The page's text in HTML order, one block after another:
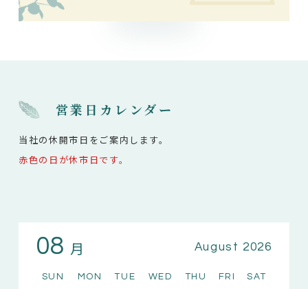
営業日カレンダー
当社の休開市日をご案内します。
赤色の日が休市日です。
08 月 August 2026
SUN MON TUE WED THU FRI SAT